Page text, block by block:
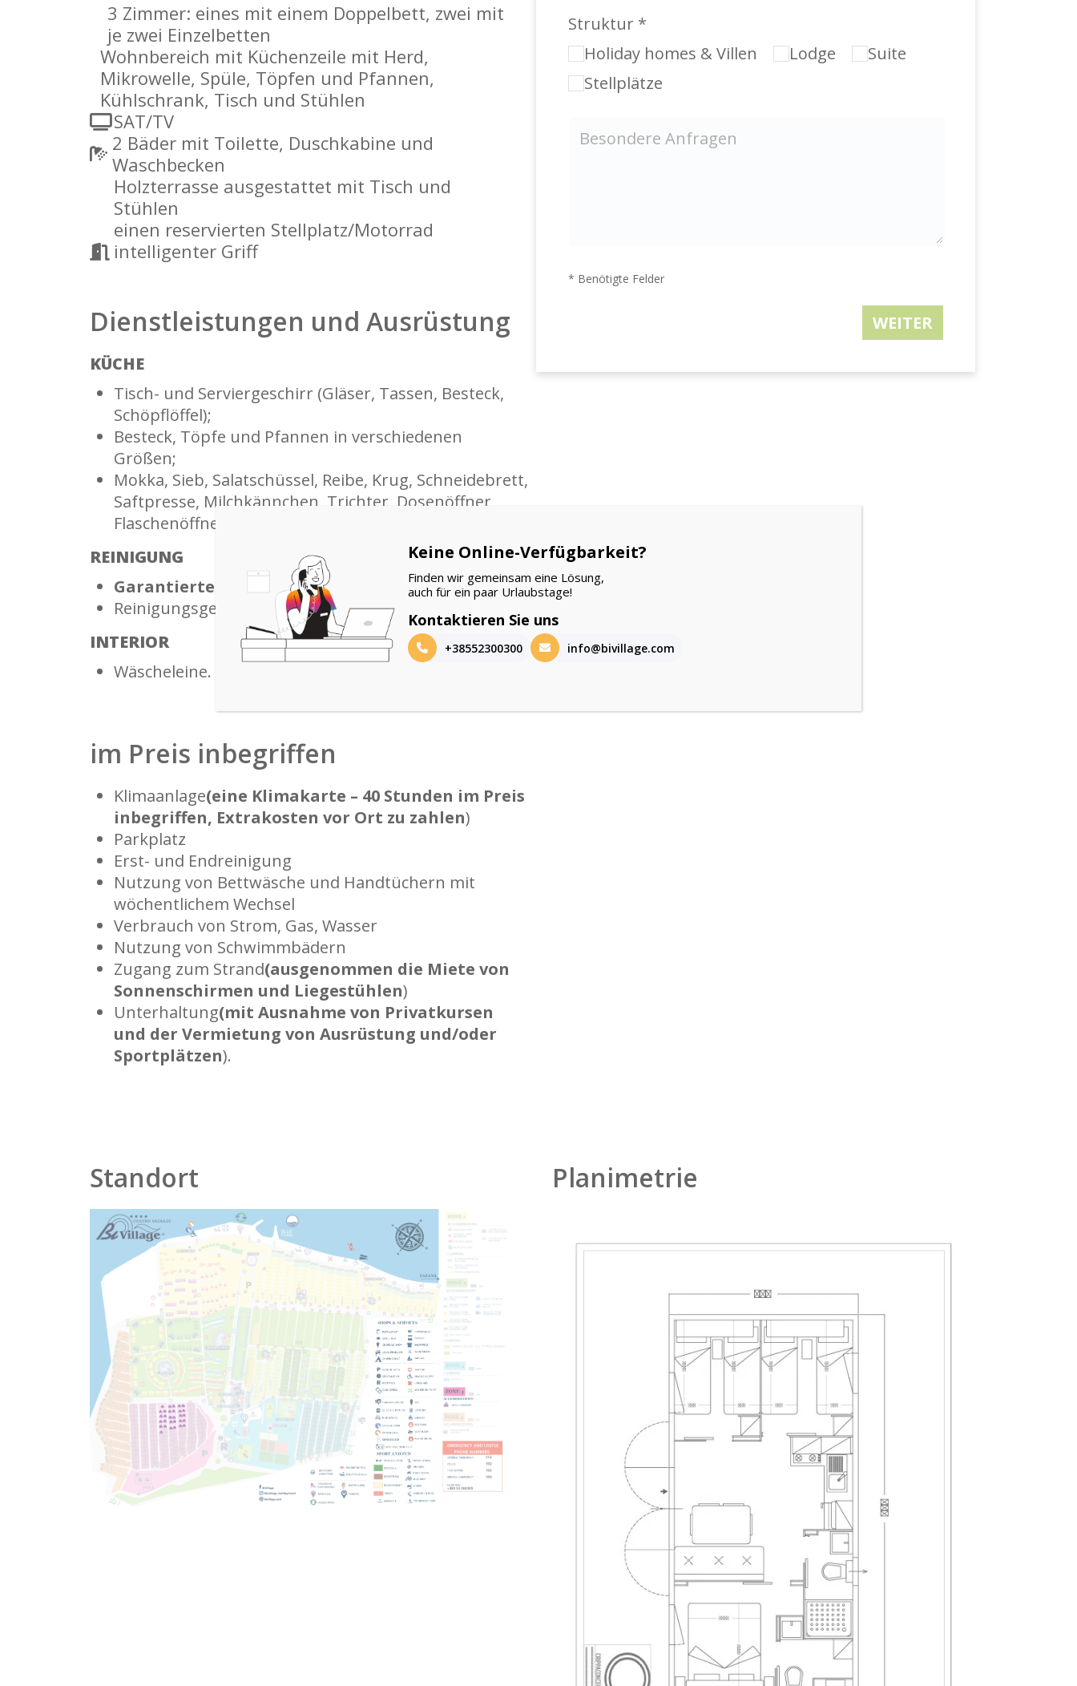
3 Zimmer: eines mit einem Doppelbett, zwei mit
je zwei Einzelbetten
Wohnbereich mit Küchenzeile mit Herd,
Mikrowelle, Spüle, Töpfen und Pfannen,
Kühlschrank, Tisch und Stühlen
SAT/TV
2 Bäder mit Toilette, Duschkabine und
Waschbecken
Holzterrasse ausgestattet mit Tisch und
Stühlen
einen reservierten Stellplatz/Motorrad
intelligenter Griff
Dienstleistungen und Ausrüstung
KÜCHE
Tisch- und Serviergeschirr (Gläser, Tassen, Besteck,
Schöpflöffel);
Besteck, Töpfe und Pfannen in verschiedenen
Größen;
Mokka, Sieb, Salatschüssel, Reibe, Krug, Schneidebrett,
Saftpresse, Milchkännchen, Trichter, Dosenöffner,
Flaschenöffner und Teekanne.
REINIGUNG
Garantierte Desinfektion vor Ihrer Ankunft!
Reinigungsgeräte (Mopp und Besen)
INTERIOR
Wäscheleine.
im Preis inbegriffen
Klimaanlage(eine Klimakarte – 40 Stunden im Preis
inbegriffen, Extrakosten vor Ort zu zahlen)
Parkplatz
Erst- und Endreinigung
Nutzung von Bettwäsche und Handtüchern mit
wöchentlichem Wechsel
Verbrauch von Strom, Gas, Wasser
Nutzung von Schwimmbädern
Zugang zum Strand(ausgenommen die Miete von
Sonnenschirmen und Liegestühlen)
Unterhaltung(mit Ausnahme von Privatkursen
und der Vermietung von Ausrüstung und/oder
Sportplätzen).
Standort Planimetrie
Struktur *
Holiday homes & Villen
Lodge
Suite
Stellplätze
* Benötigte Felder
WEITER
Keine Online-Verfügbarkeit?
Finden wir gemeinsam eine Lösung,
auch für ein paar Urlaubstage!
Kontaktieren Sie uns
+38552300300 info@bivillage.com